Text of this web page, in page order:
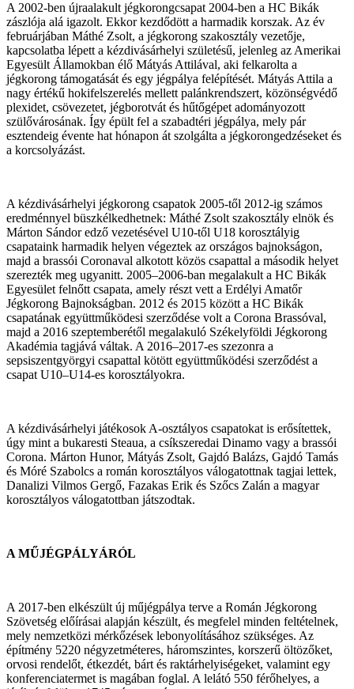
A 2002-ben újraalakult jégkorongcsapat 2004-ben a HC Bikák
zászlója alá igazolt. Ekkor kezdődött a harmadik korszak. Az év
februárjában Máthé Zsolt, a jégkorong szakosztály vezetője,
kapcsolatba lépett a kézdivásárhelyi születésű, jelenleg az Amerikai
Egyesült Államokban élő Mátyás Attilával, aki felkarolta a
jégkorong támogatását és egy jégpálya felépítését. Mátyás Attila a
nagy értékű hokifelszerelés mellett palánkrendszert, közönségvédő
plexidet, csövezetet, jégborotvát és hűtőgépet adományozott
szülővárosának. Így épült fel a szabadtéri jégpálya, mely pár
esztendeig évente hat hónapon át szolgálta a jégkorongedzéseket és
a korcsolyázást.
A kézdivásárhelyi jégkorong csapatok 2005-től 2012-ig számos
eredménnyel büszkélkedhetnek: Máthé Zsolt szakosztály elnök és
Márton Sándor edző vezetésével U10-től U18 korosztályig
csapataink harmadik helyen végeztek az országos bajnokságon,
majd a brassói Coronaval alkotott közös csapattal a második helyet
szerezték meg ugyanitt. 2005–2006-ban megalakult a HC Bikák
Egyesület felnőtt csapata, amely részt vett a Erdélyi Amatőr
Jégkorong Bajnokságban. 2012 és 2015 között a HC Bikák
csapatának együttműködesi szerződése volt a Corona Brassóval,
majd a 2016 szeptemberétől megalakuló Székelyföldi Jégkorong
Akadémia tagjává váltak. A 2016–2017-es szezonra a
sepsiszentgyörgyi csapattal kötött együttműködési szerződést a
csapat U10–U14-es korosztályokra.
A kézdivásárhelyi játékosok A-osztályos csapatokat is erősítettek,
úgy mint a bukaresti Steaua, a csíkszeredai Dinamo vagy a brassói
Corona. Márton Hunor, Mátyás Zsolt, Gajdó Balázs, Gajdó Tamás
és Móré Szabolcs a román korosztályos válogatottnak tagjai lettek,
Danalizi Vilmos Gergő, Fazakas Erik és Szőcs Zalán a magyar
korosztályos válogatottban játszodtak.
A MŰJÉGPÁLYÁRÓL
A 2017-ben elkészült új műjégpálya terve a Román Jégkorong
Szövetség előírásai alapján készült, és megfelel minden feltételnek,
mely nemzetközi mérkőzések lebonyolításához szükséges. Az
építmény 5220 négyzetméteres, háromszintes, korszerű öltözőket,
orvosi rendelőt, étkezdét, bárt és raktárhelyiségeket, valamint egy
konferenciatermet is magában foglal. A lelátó 550 férőhelyes, a